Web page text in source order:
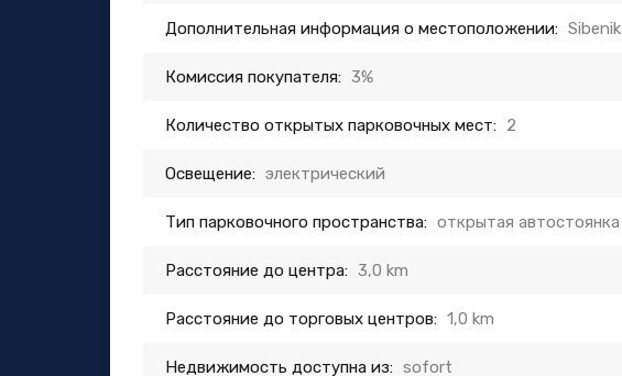
Дополнительная информация о местоположении: Sibenik
Комиссия покупателя: 3%
Количество открытых парковочных мест: 2
Освещение: электрический
Тип парковочного пространства: открытая автостоянка
Расстояние до центра: 3,0 km
Расстояние до торговых центров: 1,0 km
Недвижимость доступна из: sofort